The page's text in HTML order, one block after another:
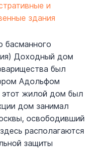
и
здания
Доходный дом
был
Адольфом
этот жилой дом был
дом занимал
освободивший
располагаются
защиты